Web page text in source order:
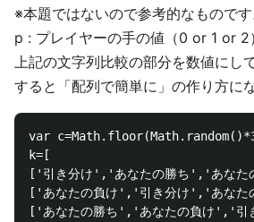
※本題ではないので参考的なものです
p : プレイヤーの手の値（0 or 1 or 2）
上記の文字列比較の部分を数値にし
すると「配列で簡単に」の作り方に
var
k=[
['引き分け','あなたの勝ち','あなた
['あなたの負け','引き分け','あなた
['あなたの勝ち','あなたの負け','引